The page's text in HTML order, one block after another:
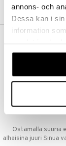
annons- och
Dessa kan i
information
våra cookies
Aina
Ennen kello
Ostamalla suuria
alhaisina juuri Sinua